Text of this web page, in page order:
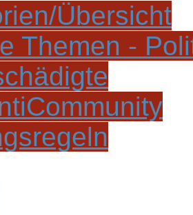
Übersicht
Themen -